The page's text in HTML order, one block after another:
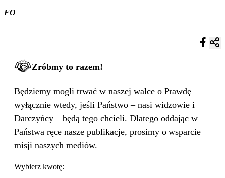
FO
Zróbmy to razem!
Będziemy mogli trwać w naszej walce o Prawdę
wyłącznie wtedy, jeśli Państwo – nasi widzowie i
Darczyńcy – będą tego chcieli. Dlatego oddając w
Państwa ręce nasze publikacje, prosimy o wsparcie
misji naszych mediów.
Wybierz kwotę: